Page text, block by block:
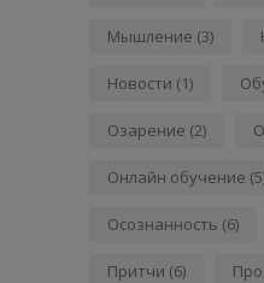
Мышление (3)
Новости (1)
Озарение (2)
Онлайн обучение
Осознанность (6)
Притчи (6)